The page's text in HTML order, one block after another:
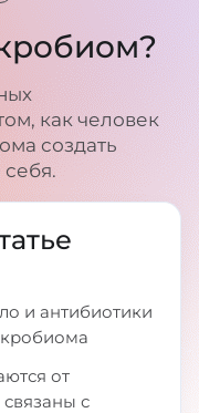
как человек
создать
и антибиотики
от
с